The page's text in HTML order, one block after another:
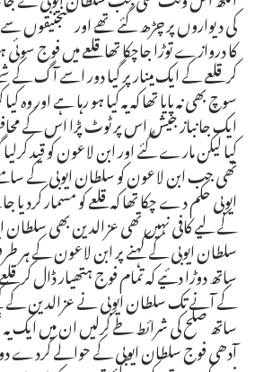
کی دیواروں پر چڑھ گئے تھے اور منجنیقوں سے
کا دروازے توڑا جاچکا تھا قلعے میں فوج
کر قلعے کے ایک مینار پر گیا دور اسے آگ کے
سوچ بھی نہ پایا تھا کہ یہ کیا ہو رہا ہے اور
ایک جانباز جیش اس پر ٹوٹ پڑا اس کے
کیا لیکن مارے گئے اور ابن لاعون کو قید
تھی جب ابن لاعون کو سلطان ایوبی کے
ایوبی حکم دے چکا تھا کہ قلعے کو مسمار
کے لیے کافی نہیں تھی عزالدین بھی سلطان
سلطان ایوبی کے کہنے پر ابن لاعون کے
ساتھ دوڑا دئیے کہ تمام فوج ہتھیار ڈال
کے آنے تک سلطان ایوبی نے عزالدین کے
ساتھ صلح کی شرائط طے کرلیں ان میں ایک
آدھی فوج سلطان ایوبی کے حوالے کردے